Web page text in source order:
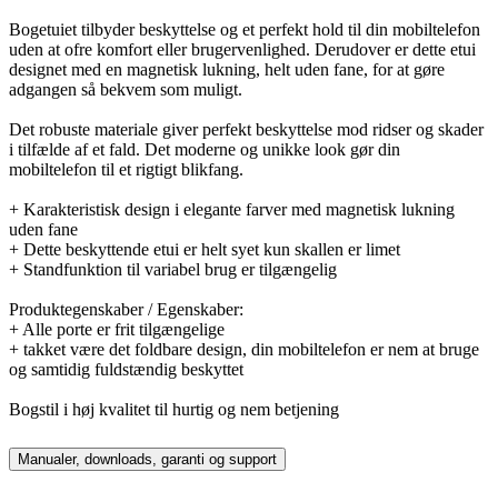
Bogetuiet tilbyder beskyttelse og et perfekt hold til din mobiltelefon
uden at ofre komfort eller brugervenlighed. Derudover er dette etui
designet med en magnetisk lukning, helt uden fane, for at gøre
adgangen så bekvem som muligt.
Det robuste materiale giver perfekt beskyttelse mod ridser og skader
i tilfælde af et fald. Det moderne og unikke look gør din
mobiltelefon til et rigtigt blikfang.
+ Karakteristisk design i elegante farver med magnetisk lukning
uden fane
+ Dette beskyttende etui er helt syet kun skallen er limet
+ Standfunktion til variabel brug er tilgængelig
Produktegenskaber / Egenskaber:
+ Alle porte er frit tilgængelige
+ takket være det foldbare design, din mobiltelefon er nem at bruge
og samtidig fuldstændig beskyttet
Bogstil i høj kvalitet til hurtig og nem betjening
Manualer, downloads, garanti og support